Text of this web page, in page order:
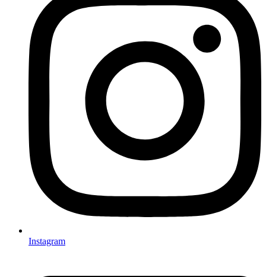
Instagram